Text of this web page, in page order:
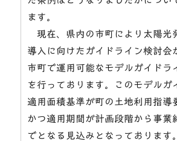
ます。
現在、県内の市町により太陽光
導入に向けたガイドライン検討会
市町で運用可能なモデルガイドラ
を行っております。このモデルガ
適用面積基準が町の土地利用指導
かつ適用期間が計画段階から事業
でとなる見込みとなっております。